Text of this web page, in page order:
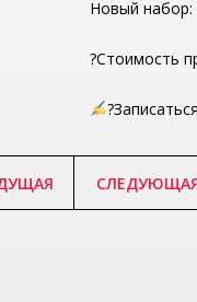
Новый набор:
?Стоимость